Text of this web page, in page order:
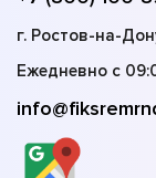
г. Ростов-на-
Ежедневно с